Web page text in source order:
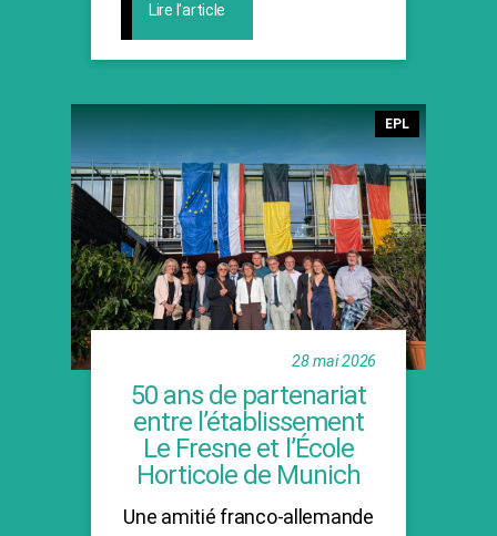
Lire l'article
Catégories
EPL
28 mai 2026
50 ans de partenariat
entre l’établissement
Le Fresne et l’École
Horticole de Munich
Une amitié franco-allemande